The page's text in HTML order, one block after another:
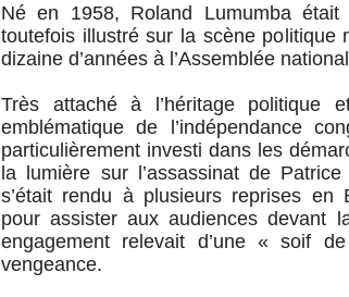
Né en 1958, Roland Lumumba était
toutefois illustré sur la scène politique
dizaine d’années à l’Assemblée
Très attaché à l’héritage politique
emblématique de l’indépendance
particulièrement investi dans les
la lumière sur l’assassinat de
s’était rendu à plusieurs reprises en
pour assister aux audiences devant
engagement relevait d’une « soif
vengeance.